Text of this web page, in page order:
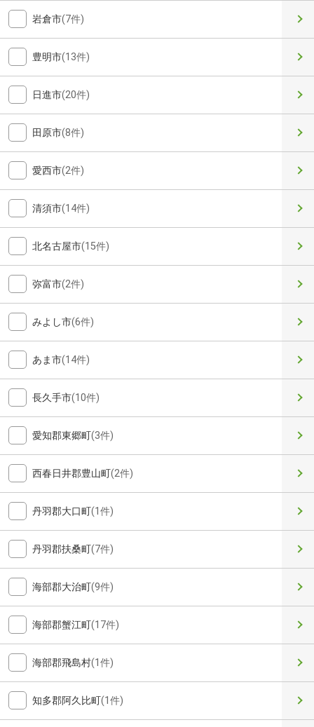
岩倉市(7件)
豊明市(13件)
日進市(20件)
田原市(8件)
愛西市(2件)
清須市(14件)
北名古屋市(15件)
弥富市(2件)
みよし市(6件)
あま市(14件)
長久手市(10件)
愛知郡東郷町(3件)
西春日井郡豊山町(2件)
丹羽郡大口町(1件)
丹羽郡扶桑町(7件)
海部郡大治町(9件)
海部郡蟹江町(17件)
海部郡飛島村(1件)
知多郡阿久比町(1件)